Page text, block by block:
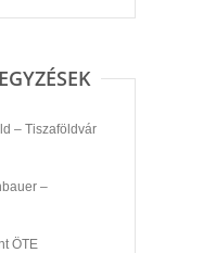
– Tiszaföldvár
–
ÖTE